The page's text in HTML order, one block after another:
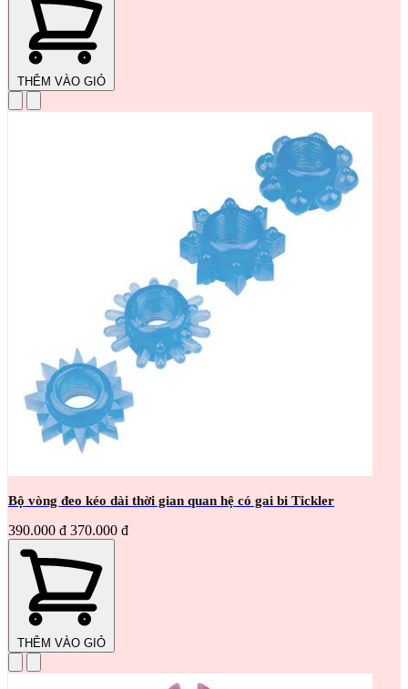
THÊM VÀO GIỎ
Bộ vòng đeo kéo dài thời gian quan hệ có gai bi Tickler
390.000 đ 370.000 đ
THÊM VÀO GIỎ